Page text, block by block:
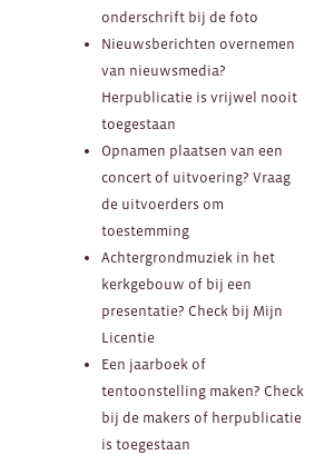
onderschrift bij de foto
Nieuwsberichten overnemen
van nieuwsmedia?
Herpublicatie is vrijwel nooit
toegestaan
Opnamen plaatsen van een
concert of uitvoering? Vraag
de uitvoerders om
toestemming
Achtergrondmuziek in het
kerkgebouw of bij een
presentatie? Check bij Mijn
Licentie
Een jaarboek of
tentoonstelling maken? Check
bij de makers of herpublicatie
is toegestaan